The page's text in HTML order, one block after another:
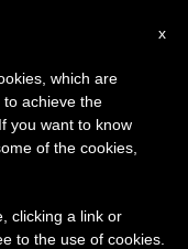
en las
×
la pausa
de verano
también el
x
which are
achieve the
you want to know
of the cookies,
clicking a link or
to the use of cookies.